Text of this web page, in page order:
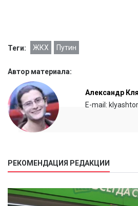
Теги: ЖКХ Путин
Автор материала:
Александр
E-mail:
РЕКОМЕНДАЦИЯ РЕДАКЦИИ